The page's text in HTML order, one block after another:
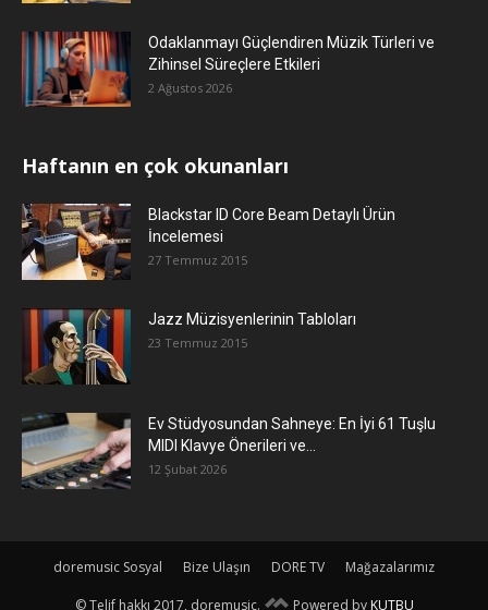
Odaklanmayı Güçlendiren Müzik Türleri ve
Zihinsel Süreçlere Etkileri
2 Ağustos 2026
Haftanın en çok okunanları
Blackstar ID Core Beam Detaylı Ürün
İncelemesi
27 Temmuz 2015
Jazz Müzisyenlerinin Tabloları
23 Temmuz 2015
Ev Stüdyosundan Sahneye: En İyi 61 Tuşlu
MIDI Klavye Önerileri ve...
12 Şubat 2026
doremusic Sosyal Bize Ulaşın DORE TV Mağazalarımız
© Telif hakkı 2017, doremusic. Powered by KUTBU